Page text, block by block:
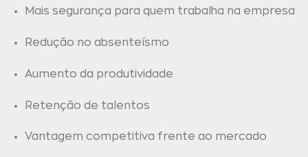
Mais segurança para quem trabalha na empresa
Redução no absenteísmo
Aumento da produtividade
Retenção de talentos
Vantagem competitiva frente ao mercado